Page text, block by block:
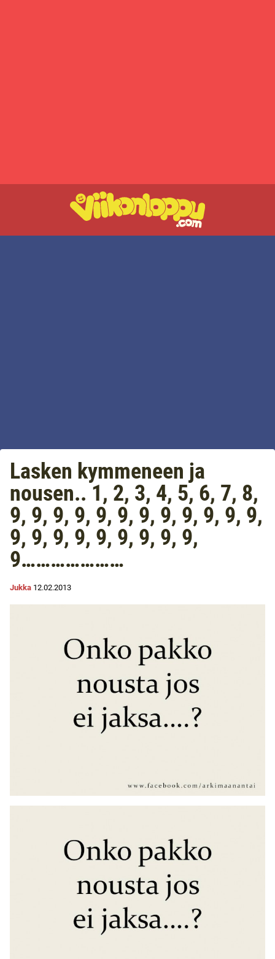
Lasken kymmeneen ja
nousen.. 1, 2, 3, 4, 5, 6, 7, 8,
9, 9, 9, 9, 9, 9, 9, 9, 9, 9, 9, 9,
9, 9, 9, 9, 9, 9, 9, 9, 9,
9…………………
Jukka 12.02.2013